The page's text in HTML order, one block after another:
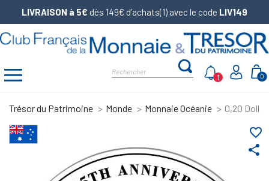
LIVRAISON à 5€ dès 149€ d’achats(1) avec le code LIV149
0
1
Trésor du Patrimoine Monde Monnaie Océanie 0,20
share
favorite_border